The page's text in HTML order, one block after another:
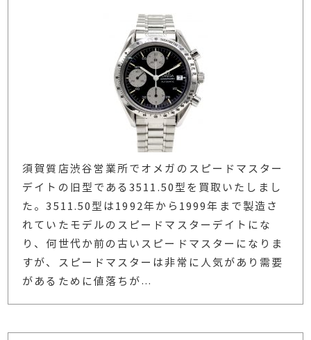
須賀質店渋谷営業所でオメガのスピードマスター
デイトの旧型である3511.50型を買取いたしまし
た。3511.50型は1992年から1999年まで製造さ
れていたモデルのスピードマスターデイトにな
り、何世代か前の古いスピードマスターになりま
すが、スピードマスターは非常に人気があり需要
があるために値落ちが…